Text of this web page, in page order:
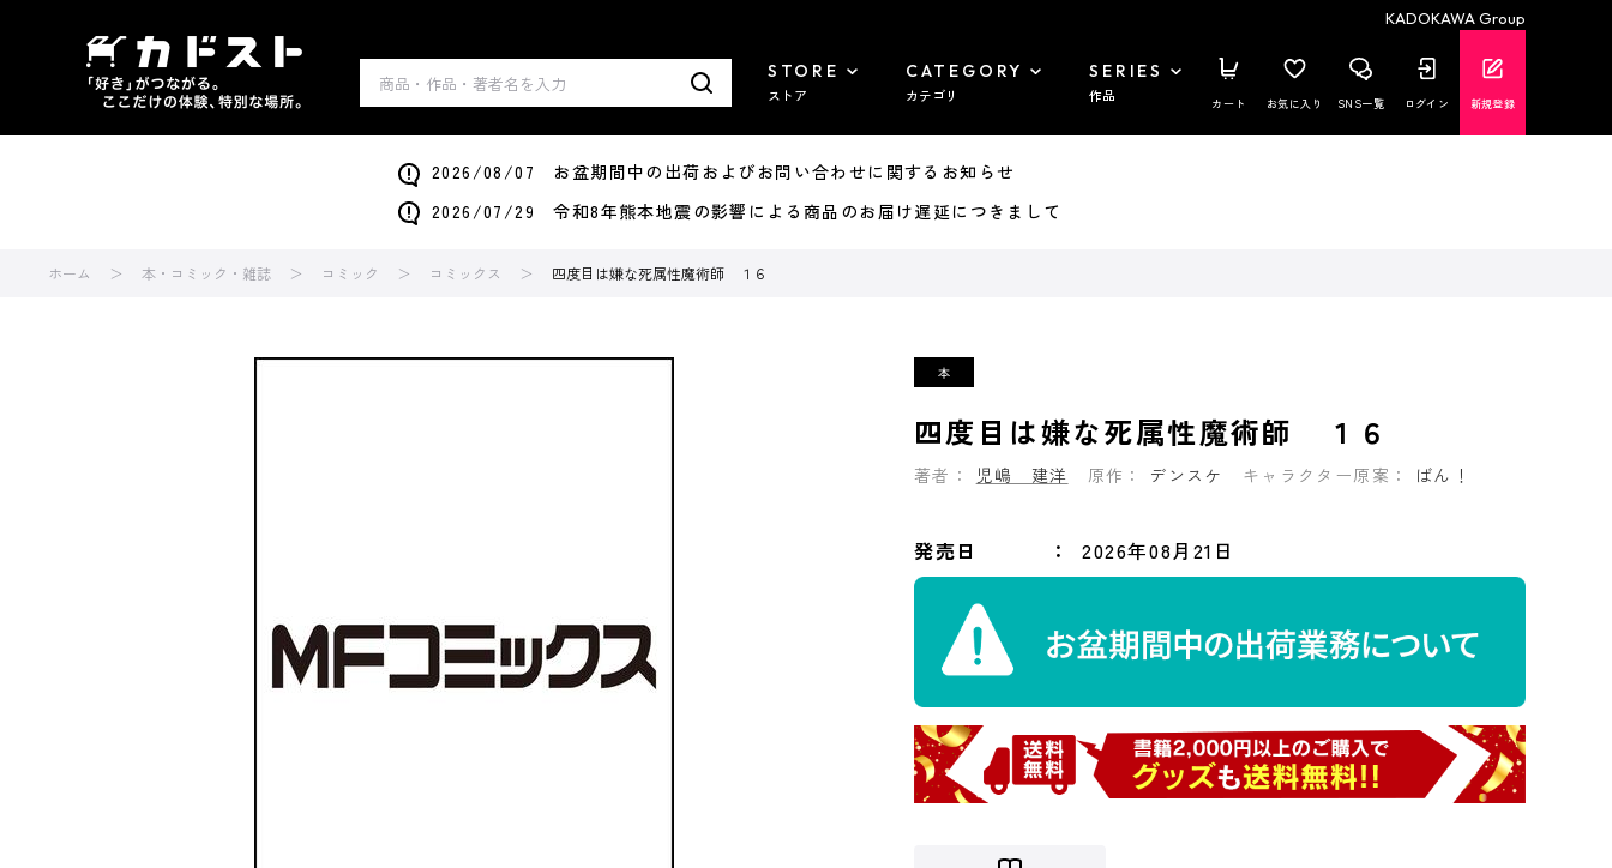
KADOKAWA Group
STORE
ストア
CATEGORY
カテゴリ
SERIES
作品 カート お気に入り SNS一覧 ログイン 新規登録
2026/08/07 お盆期間中の出荷およびお問い合わせに関するお知らせ
2026/07/29 令和8年熊本地震の影響による商品のお届け遅延につきまして
ホーム 本・コミック・雑誌 コミック コミックス 四度目は嫌な死属性魔術師 １６
四度目は嫌な死属性魔術師 １６
著者： 児嶋 建洋 原作： デンスケ キャラクター原案： ばん！
発売日 2026年08月21日